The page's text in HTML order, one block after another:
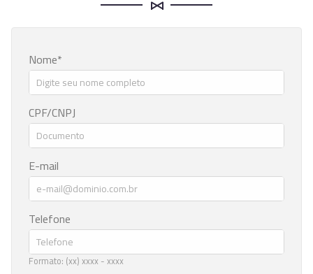
Nome
CPF/CNPJ
E-mail
Telefone
Formato: (xx) xxxx - xxxx